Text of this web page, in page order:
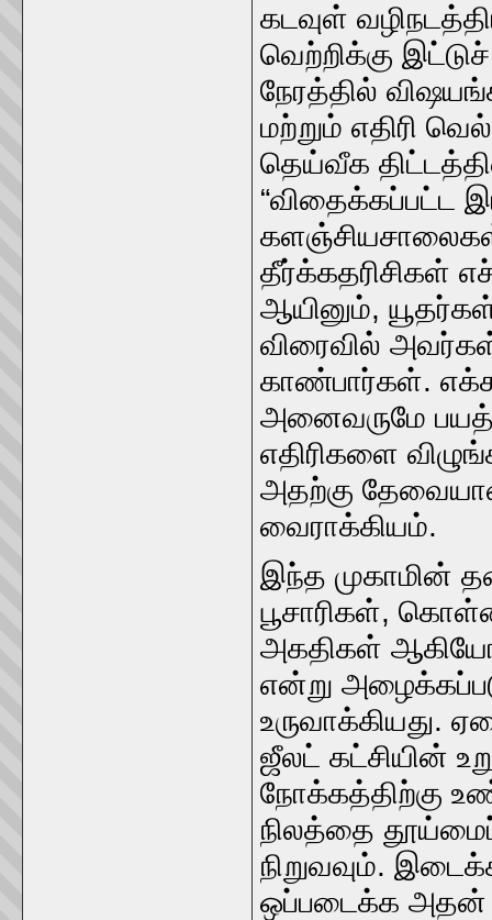
கடவுள்
வெற்றிக்கு
நேரத்தில்
மற்றும் எதிரி
தெய்வீக
“விதைக்கப்பட்ட
களஞ்சியசாலைகள்
தீர்க்கதரிசிகள்
ஆயினும்,
விரைவில்
காண்பார்கள்.
அனைவருமே
எதிரிகளை
அதற்கு
வைராக்கியம்.
இந்த முகாமின்
பூசாரிகள்,
அகதிகள்
என்று
உருவாக்கியது.
ஜீலட் கட்சியின்
நோக்கத்திற்கு
நிலத்தை
நிறுவவும்.
ஒப்படைக்க அதன்